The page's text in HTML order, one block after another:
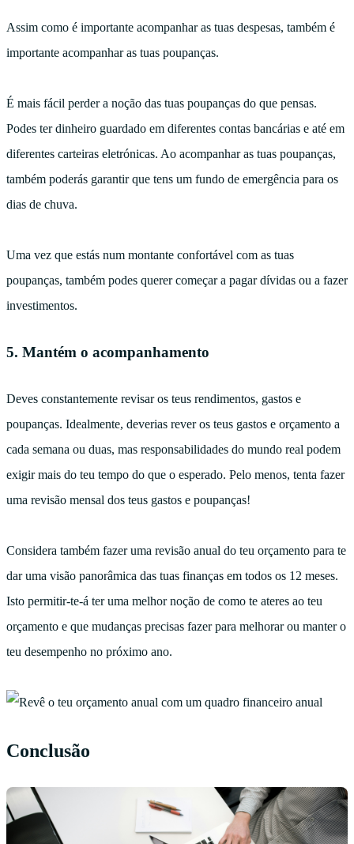
Assim como é importante acompanhar as tuas despesas, também é
importante acompanhar as tuas poupanças.
É mais fácil perder a noção das tuas poupanças do que pensas.
Podes ter dinheiro guardado em diferentes contas bancárias e até em
diferentes carteiras eletrónicas. Ao acompanhar as tuas poupanças,
também poderás garantir que tens um fundo de emergência para os
dias de chuva.
Uma vez que estás num montante confortável com as tuas
poupanças, também podes querer começar a pagar dívidas ou a fazer
investimentos.
5. Mantém o acompanhamento
Deves constantemente revisar os teus rendimentos, gastos e
poupanças. Idealmente, deverias rever os teus gastos e orçamento a
cada semana ou duas, mas responsabilidades do mundo real podem
exigir mais do teu tempo do que o esperado. Pelo menos, tenta fazer
uma revisão mensal dos teus gastos e poupanças!
Considera também fazer uma revisão anual do teu orçamento para te
dar uma visão panorâmica das tuas finanças em todos os 12 meses.
Isto permitir-te-á ter uma melhor noção de como te ateres ao teu
orçamento e que mudanças precisas fazer para melhorar ou manter o
teu desempenho no próximo ano.
Conclusão